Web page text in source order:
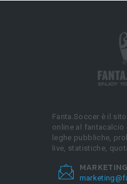
Fanta.Soccer è il
online al fantacalcio
leghe pubbliche,
live, statistiche,